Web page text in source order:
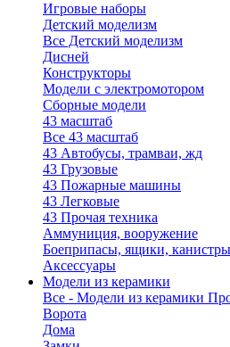
Игровые наборы
Детский моделизм
Все Детский моделизм
Дисней
Конструкторы
Модели с электромотором
Сборные модели
43 масштаб
Все 43 масштаб
43 Автобусы, трамваи, жд
43 Грузовые
43 Пожарные машины
43 Легковые
43 Прочая техника
Аммуниция, вооружение
Боеприпасы, ящики, канистры
Аксессуары
Модели из керамики
Все - Модели из керамики
Ворота
Дома